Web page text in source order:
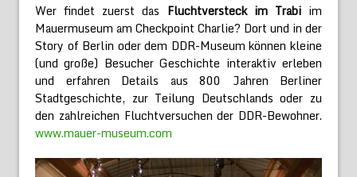
Wer findet zuerst das Fluchtversteck im Trabiim
Mauermuseum am Checkpoint Charlie? Dort und in der
Story of Berlin oder dem DDR-Museum können kleine
(und große) Besucher Geschichte interaktiv erleben
und erfahren Details aus 800 Jahren Berliner
Stadtgeschichte, zur Teilung Deutschlands oder zu
den zahlreichen Fluchtversuchen der DDR-Bewohner.
www.mauer-museum.com